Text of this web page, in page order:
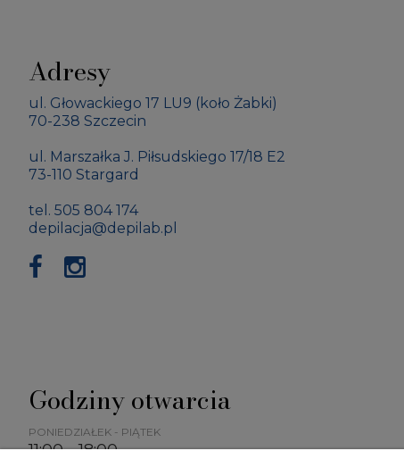
Adresy
ul. Głowackiego 17 LU9 (koło Żabki)
70-238 Szczecin
ul. Marszałka J. Piłsudskiego 17/18 E2
73-110 Stargard
tel. 505 804 174
depilacja@depilab.pl
Godziny otwarcia
PONIEDZIAŁEK - PIĄTEK
11:00 - 18:00